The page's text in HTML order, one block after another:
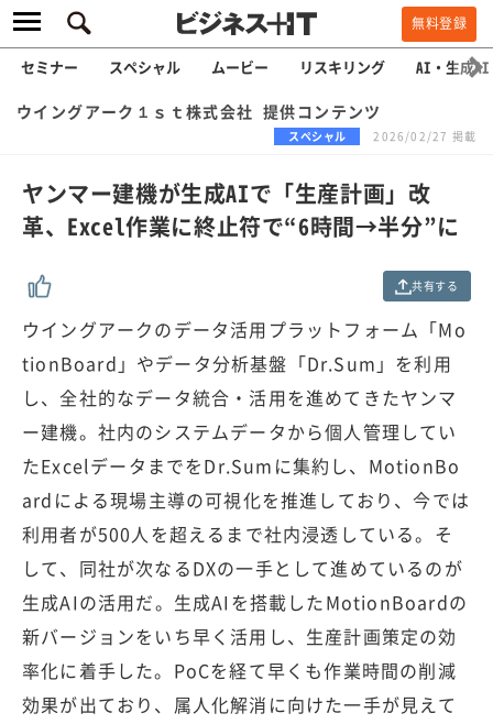
無料登録
セミナー スペシャル ムービー リスキリング AI・生成AI
ウイングアーク１ｓｔ株式会社 提供コンテンツ
スペシャル 2026/02/27 掲載
ヤンマー建機が生成AIで「生産計画」改
革、Excel作業に終止符で“6時間→半分”に
共有する
ウイングアークのデータ活用プラットフォーム「Mo
tionBoard」やデータ分析基盤「Dr.Sum」を利用
し、全社的なデータ統合・活用を進めてきたヤンマ
ー建機。社内のシステムデータから個人管理してい
たExcelデータまでをDr.Sumに集約し、MotionBo
ardによる現場主導の可視化を推進しており、今では
利用者が500人を超えるまで社内浸透している。そ
して、同社が次なるDXの一手として進めているのが
生成AIの活用だ。生成AIを搭載したMotionBoardの
新バージョンをいち早く活用し、生産計画策定の効
率化に着手した。PoCを経て早くも作業時間の削減
効果が出ており、属人化解消に向けた一手が見えて